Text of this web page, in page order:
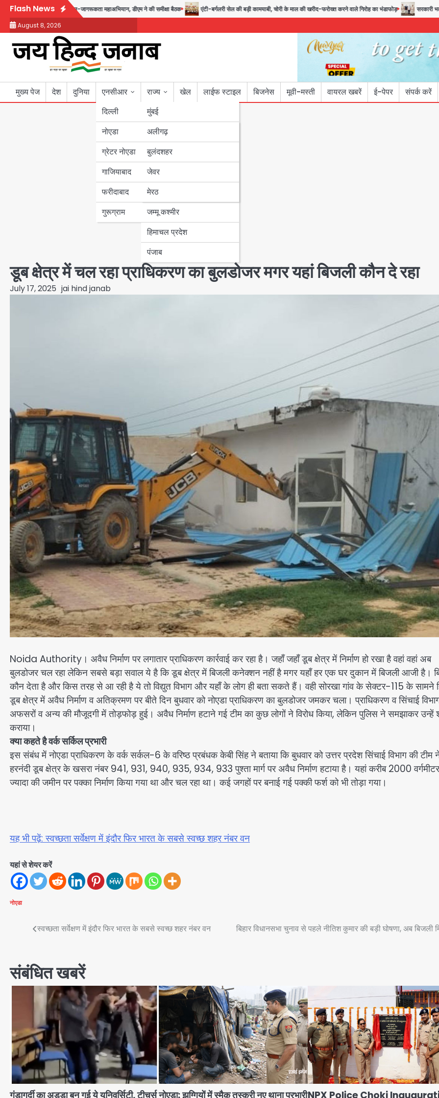
Skip
content
Flash News
तक चलेगा जन-जागरूकता महाअभियान, डीएम ने की समीक्षा बैठक एंटी-बर्गलरी सेल की बड़ी कामयाबी, चोरी के माल की खरीद-फरोख्त करने वाले गिरोह का भंडाफोड़ सरकारी भर्ती
August 8, 2026
मुख्य पेज देश दुनिया
एनसीआर
दिल्ली
नोएडा
ग्रेटर नोएडा
गाजियाबाद
फरीदाबाद
गुरूग्राम
राज्य
मुंबई
उत्तर प्रदेश
अलीगढ़
बुलंदशहर
जेवर
मेरठ
बिहार
पंजाब
हरियाणा
जम्मू कश्मीर
हिमाचल प्रदेश
पंजाब
खेल लाईफ स्टाइल बिजनेस मूवी-मस्ती वायरल खबरें ई-पेपर संपर्क करें
डूब क्षेत्र में चल रहा प्राधिकरण का बुलडोजर मगर यहां बिजली कौन दे रहा
July 17, 2025 jai hind janab
Noida Authority। अवैध निर्माण पर लगातार प्राधिकरण कार्रवाई कर रहा है। जहाँ जहाँ डूब क्षेत्र में निर्माण हो रखा है वहां वहां अब
बुलडोजर चल रहा लेकिन सबसे बड़ा सवाल ये है कि डूब क्षेत्र में बिजली कनेक्शन नहीं है मगर यहाँ हर एक घर दुकान में बिजली आजी है।
कौन देता है और किस तरह से आ रही है ये तो विद्युत विभाग और यहाँ के लोग ही बता सकते हैं। वही सोरखा गांव के सेक्टर-115 के सामने
डूब क्षेत्र में अवैध निर्माण व अतिक्रमण पर बीते दिन बुधवार को नोएडा प्राधिकरण का बुलडोजर जमकर चला। प्राधिकरण व सिंचाई
अफसरों व अन्य की मौजूदगी में तोड़फोड़ हुई। अवैध निर्माण हटाने गई टीम का कुछ लोगों ने विरोध किया, लेकिन पुलिस ने समझाकर उन्हें
कराया।
क्या कहते है वर्क सर्किल प्रभारी
इस संबंध में नोएडा प्राधिकरण के वर्क सर्कल-6 के वरिष्ठ प्रबंधक केबी सिंह ने बताया कि बुधवार को उत्तर प्रदेश सिंचाई विभाग की टीम
हरनंदी डूब क्षेत्र के खसरा नंबर 941, 931, 940, 935, 934, 933 पुश्ता मार्ग पर अवैध निर्माण हटाया है। यहां करीब 2000
ज्यादा की जमीन पर पक्का निर्माण किया गया था और चल रहा था। कई जगहों पर बनाई गई पक्की फर्श को भी तोड़ा गया।
यह भी पढ़ें: स्वच्छता सर्वेक्षण में इंदौर फिर भारत के सबसे स्वच्छ शहर नंबर वन
यहां से शेयर करें
नोएडा
Postस्वच्छता सर्वेक्षण में इंदौर फिर भारत के सबसे स्वच्छ शहर नंबर वन
बिहार विधानसभा चुनाव से पहले नीतिश कुमार की बड़ी घोषणा, अब बिजली
संबंधित खबरें
गुंडागर्दी का अड्डा बन गई ये यूनिवर्सिटी, टीचर्सनोएडा: झुग्गियों में स्मैक तस्करी नए थाना प्रभारीNPX Police Choki